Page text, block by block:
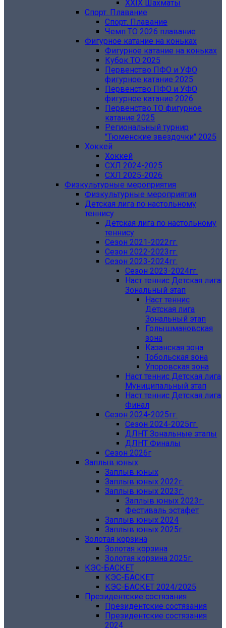
XXIX Шахматы
Спорт. Плавание
Спорт. Плавание
Чемп ТО 2026 плавание
Фигурное катание на коньках
Фигурное катание на коньках
Кубок ТО 2025
Первенство ПФО и УФО
фигурное катание 2025
Первенство ПФО и УФО
фигурное катание 2026
Первенство ТО фигурное
катание 2025
Региональный турнир
"Тюменские звездочки" 2025
Хоккей
Хоккей
СХЛ 2024-2025
СХЛ 2025-2026
Физкультурные мероприятия
Физкультурные мероприятия
Детская лига по настольному
теннису
Детская лига по настольному
теннису
Сезон 2021-2022гг.
Сезон 2022-2023гг.
Сезон 2023-2024гг.
Сезон 2023-2024гг.
Наст теннис Детская лига
Зональный этап
Наст теннис
Детская лига
Зональный этап
Голышмановская
зона
Казанская зона
Тобольская зона
Упоровская зона
Наст теннис Детская лига
Муниципальный этап
Наст теннис Детская лига
Финал
Сезон 2024-2025гг.
Сезон 2024-2025гг.
ДЛНТ Зональные этапы
ДЛНТ Финалы
Сезон 2026г
Заплыв юных
Заплыв юных
Заплыв юных 2022г.
Заплыв юных 2023г.
Заплыв юных 2023г.
Фестиваль эстафет
Заплыв юных 2024
Заплыв юных 2025г.
Золотая корзина
Золотая корзина
Золотая корзина 2025г.
КЭС-БАСКЕТ
КЭС-БАСКЕТ
КЭС-БАСКЕТ 2024/2025
Президентские состязания
Президентские состязания
Президентские состязания
2024